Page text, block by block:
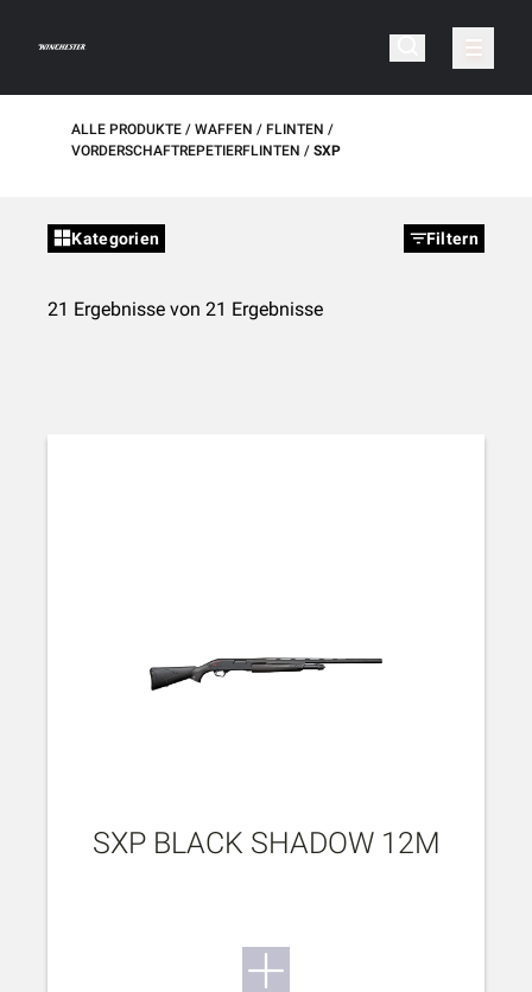
ALLE PRODUKTE WAFFEN
FLINTEN
VORDERSCHAFTREPETIERFLINTEN
SXP
Kategorien Filtern
21 Ergebnisse von 21 Ergebnisse
SXP BLACK SHADOW 12M